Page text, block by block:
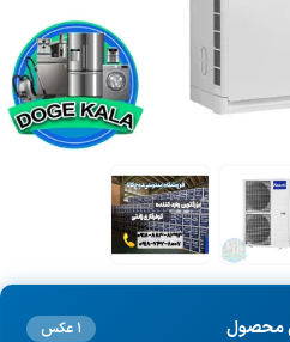
محصول 1 عکس